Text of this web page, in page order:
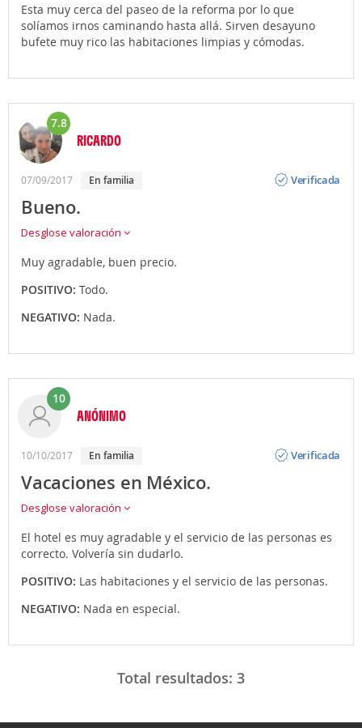
Esta muy cerca del paseo de la reforma por lo que
solíamos irnos caminando hasta allá. Sirven desayuno
bufete muy rico las habitaciones limpias y cómodas.
7.8
RICARDO
07/09/2017 en familia
Verificada
Bueno.
Desglose valoración
Muy agradable, buen precio.
POSITIVO: Todo.
NEGATIVO: Nada.
10
ANÓNIMO
10/10/2017 en familia
Verificada
Vacaciones en México.
Desglose valoración
El hotel es muy agradable y el servicio de las personas es
correcto. Volvería sin dudarlo.
POSITIVO: Las habitaciones y el servicio de las personas.
NEGATIVO: Nada en especial.
Total resultados: 3